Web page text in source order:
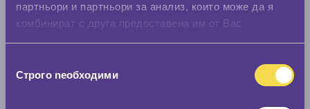
партньори и партньори за анализ, които може да я
комбинират с друга предоставена им от Вас
наСтрого nеобходими
Стар размер